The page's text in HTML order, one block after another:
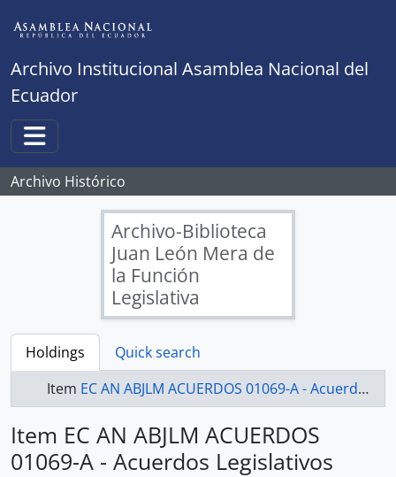
Archivo Institucional Asamblea Nacional del
Ecuador
Toggle navigation
Archivo Histórico
Archivo-Biblioteca
Juan León Mera de
la Función
Legislativa
Holdings
Quick search
Item EC AN ABJLM ACUERDOS 01069-A - Acuerdos Legislativos
Item EC AN ABJLM ACUERDOS
01069-A - Acuerdos Legislativos